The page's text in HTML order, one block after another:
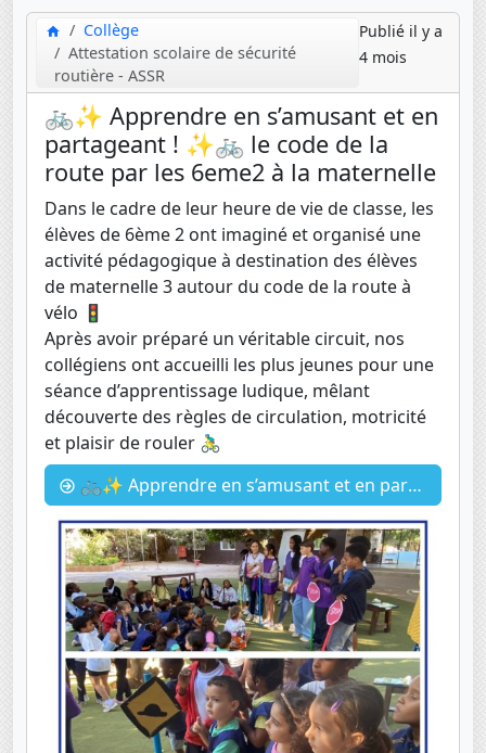
Collège
Attestation scolaire de sécurité
routière - ASSR
Publié il y a
4 mois
🚲✨ Apprendre en s’amusant et en
partageant ! ✨🚲 le code de la
route par les 6eme2 à la maternelle
Dans le cadre de leur heure de vie de classe, les
élèves de 6ème 2 ont imaginé et organisé une
activité pédagogique à destination des élèves
de maternelle 3 autour du code de la route à
vélo 🚦
Après avoir préparé un véritable circuit, nos
collégiens ont accueilli les plus jeunes pour une
séance d’apprentissage ludique, mêlant
découverte des règles de circulation, motricité
et plaisir de rouler 🚴‍♂️
🚲✨ Apprendre en s’amusant et en partageant ! ✨🚲 le code de la route par les 6eme2 à la maternelle